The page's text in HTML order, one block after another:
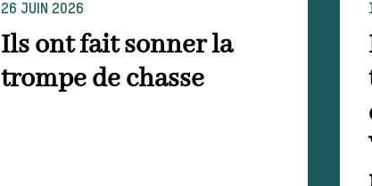
26 JUIN 2026
Ils ont fait sonner la
trompe de chasse